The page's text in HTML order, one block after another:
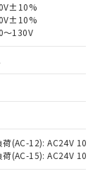
～130V
荷(AC-12): AC24V 10A/
荷(AC-15): AC24V
のうえ
）の
商品で
の非含
ある
質）の
出す予